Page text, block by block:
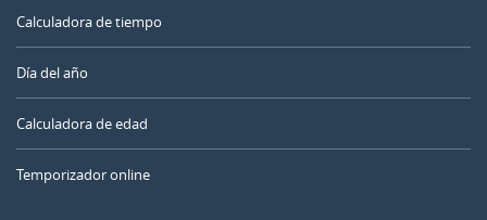
Calculadora de tiempo
Día del año
Calculadora de edad
Temporizador online